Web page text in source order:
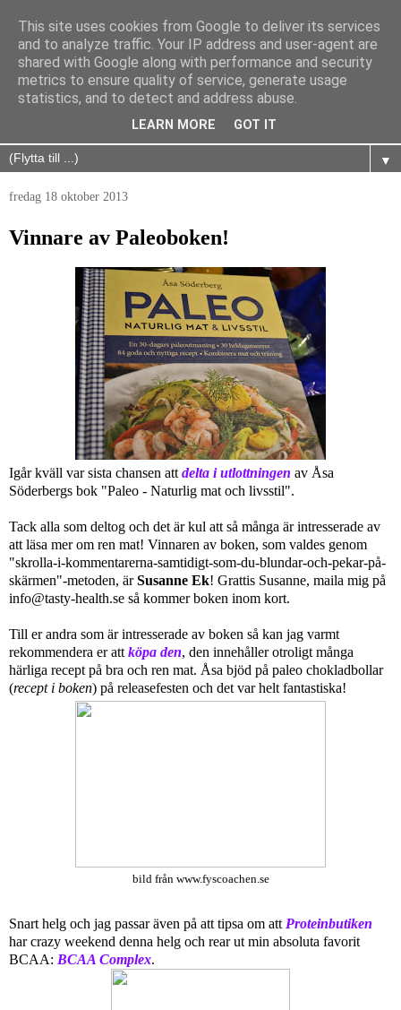
▼
fredag 18 oktober 2013
Vinnare av Paleoboken!
Igår kväll var sista chansen att delta i utlottningen av Åsa
Söderbergs bok "Paleo - Naturlig mat och livsstil".
Tack alla som deltog och det är kul att så många är intresserade av
att läsa mer om ren mat! Vinnaren av boken, som valdes genom
"skrolla-i-kommentarerna-samtidigt-som-du-blundar-och-pekar-på-
skärmen"-metoden, ärSusanne Ek! Grattis Susanne, maila mig på
info@tasty-health.se så kommer boken inom kort.
Till er andra som är intresserade av boken så kan jag varmt
rekommendera er att köpa den, den innehåller otroligt många
härliga recept på bra och ren mat. Åsa bjöd på paleo chokladbollar
(recept i boken) på releasefesten och det var helt fantastiska!
bild från www.fyscoachen.se
Snart helg och jag passar även på att tipsa om att Proteinbutiken
har crazy weekend denna helg och rear ut min absoluta favorit
BCAA: BCAA Complex.
This site uses cookies from Google to deliver its services
and to analyze traffic. Your IP address and user-agent are
shared with Google along with performance and security
metrics to ensure quality of service, generate usage
statistics, and to detect and address abuse.
LEARN MORE GOT IT